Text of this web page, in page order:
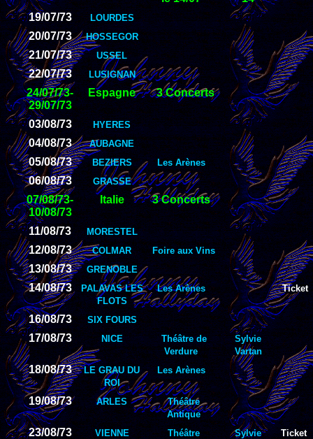
19/07/73
LOURDES
20/07/73 HOSSEGOR
21/07/73 USSEL
22/07/73 LUSIGNAN
24/07/73-
29/07/73
Espagne 3 Concerts
03/08/73 HYERES
04/08/73 AUBAGNE
05/08/73 BEZIERS Les Arènes
06/08/73 GRASSE
07/08/73-
10/08/73
Italie 3 Concerts
11/08/73 MORESTEL
12/08/73 COLMAR Foire aux Vins
13/08/73 GRENOBLE
14/08/73
PALAVAS LES
FLOTS
Les Arènes Ticket
16/08/73 SIX FOURS
17/08/73 NICE
Théâtre de
Verdure
Sylvie
Vartan
18/08/73
LE GRAU DU
ROI
Les Arènes
19/08/73 ARLES
Théâtre
Antique
23/08/73 VIENNE
Théâtre
Sylvie
Ticket